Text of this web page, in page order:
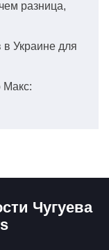
разница,
Украине для
Чугуева